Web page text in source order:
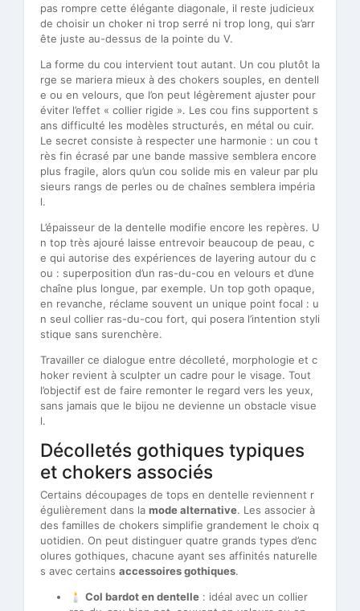
pas rompre cette élégante diagonale, il reste judicieux
de choisir un choker ni trop serré ni trop long, qui s’arr
ête juste au-dessus de la pointe du V.
La forme du cou intervient tout autant. Un cou plutôt la
rge se mariera mieux à des chokers souples, en dentell
e ou en velours, que l’on peut légèrement ajuster pour
éviter l’effet « collier rigide ». Les cou fins supportent s
ans difficulté les modèles structurés, en métal ou cuir.
Le secret consiste à respecter une harmonie : un cou t
rès fin écrasé par une bande massive semblera encore
plus fragile, alors qu’un cou solide mis en valeur par plu
sieurs rangs de perles ou de chaînes semblera impéria
l.
L’épaisseur de la dentelle modifie encore les repères. U
n top très ajouré laisse entrevoir beaucoup de peau, c
e qui autorise des expériences de layering autour du c
ou : superposition d’un ras-du-cou en velours et d’une
chaîne plus longue, par exemple. Un top goth opaque,
en revanche, réclame souvent un unique point focal : u
n seul collier ras-du-cou fort, qui posera l’intention styli
stique sans surenchère.
Travailler ce dialogue entre décolleté, morphologie et c
hoker revient à sculpter un cadre pour le visage. Tout
l’objectif est de faire remonter le regard vers les yeux,
sans jamais que le bijou ne devienne un obstacle visue
l.
Décolletés gothiques typiques
et chokers associés
Certains découpages de tops en dentelle reviennent r
égulièrement dans la mode alternative. Les associer à
des familles de chokers simplifie grandement le choix q
uotidien. On peut distinguer quatre grands types d’enc
olures gothiques, chacune ayant ses affinités naturelle
s avec certains accessoires gothiques.
🕯️ Col bardot en dentelle : idéal avec un collier